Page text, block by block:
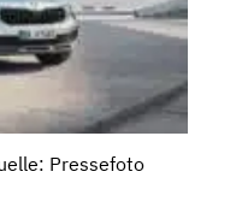
Pressefoto